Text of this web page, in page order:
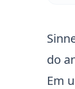
do
Em